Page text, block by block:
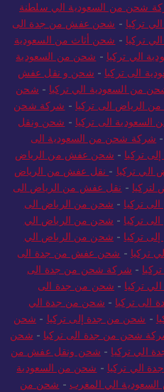
شحن من السعودية الي سلطنة
تركيا - شحن عفش من جدة الى
تركيا - شحن أثاث من السعودية
الي تركيا - شحن من السعودية
الى تركيا - شحن و نقل عفش
من السعودية الي تركيا - شحن
الرياض الى تركيا - شركة شحن
الى تركيا - شحن ونقل
- شركة شحن من السعودية الى
تركيا - شحن عفش من الرياض
تركيا - نقل عفش من الرياض
- نقل عفش من الرياض الى
تركيا - شحن من الرياض الى
تركيا - شحن من الرياض الي
تركيا - شحن من الرياض الي
تركيا - شحن عفش من جدة الى
- شركة شحن من جدة الى
تركيا - شحن من جدة الى
تركيا - شحن من جدة الي
- شحن من جدة إلى تركيا - شحن
شحن من جدة الى تركيا - شحن
الي تركيا - شحن ونقل عفش من
الي تركيا - شحن من السعودية
الي المغرب - شحن من